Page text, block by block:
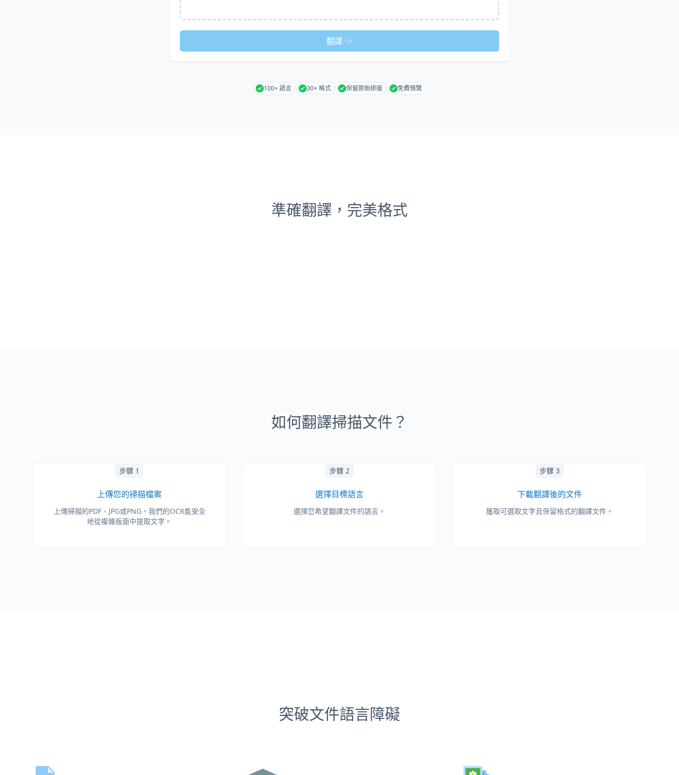
翻譯
100+ 語言 30+ 格式 保留原始排版 免費預覽
準確翻譯，完美格式
如何翻譯掃描文件？
步驟 1
上傳您的掃描檔案
上傳掃描的PDF、JPG或PNG。我們的OCR能安全
地從複雜版面中提取文字。
步驟 2
選擇目標語言
選擇您希望翻譯文件的語言。
步驟 3
下載翻譯後的文件
獲取可選取文字且保留格式的翻譯文件。
突破文件語言障礙